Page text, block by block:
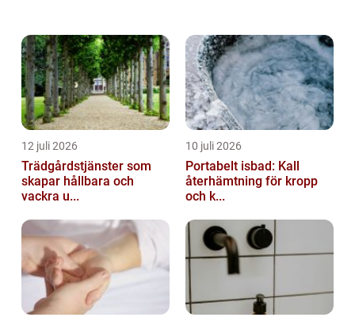
12 juli 2026
Trädgårdstjänster som
skapar hållbara och
vackra u...
10 juli 2026
Portabelt isbad: Kall
återhämtning för kropp
och k...